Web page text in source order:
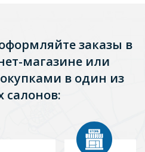
заказы в
магазине или
в один из
салонов: